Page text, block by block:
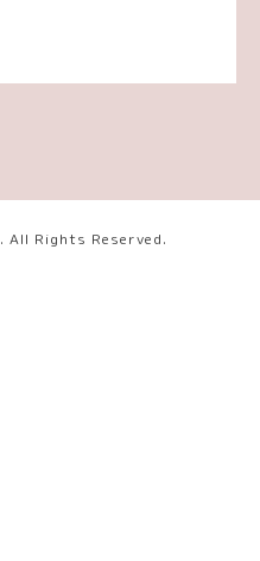
. All Rights Reserved.